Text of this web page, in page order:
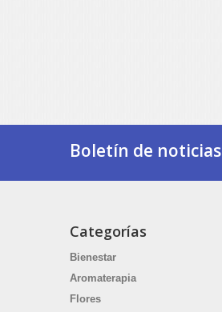
Boletín de noticias
Categorías
Bienestar
Aromaterapia
Flores